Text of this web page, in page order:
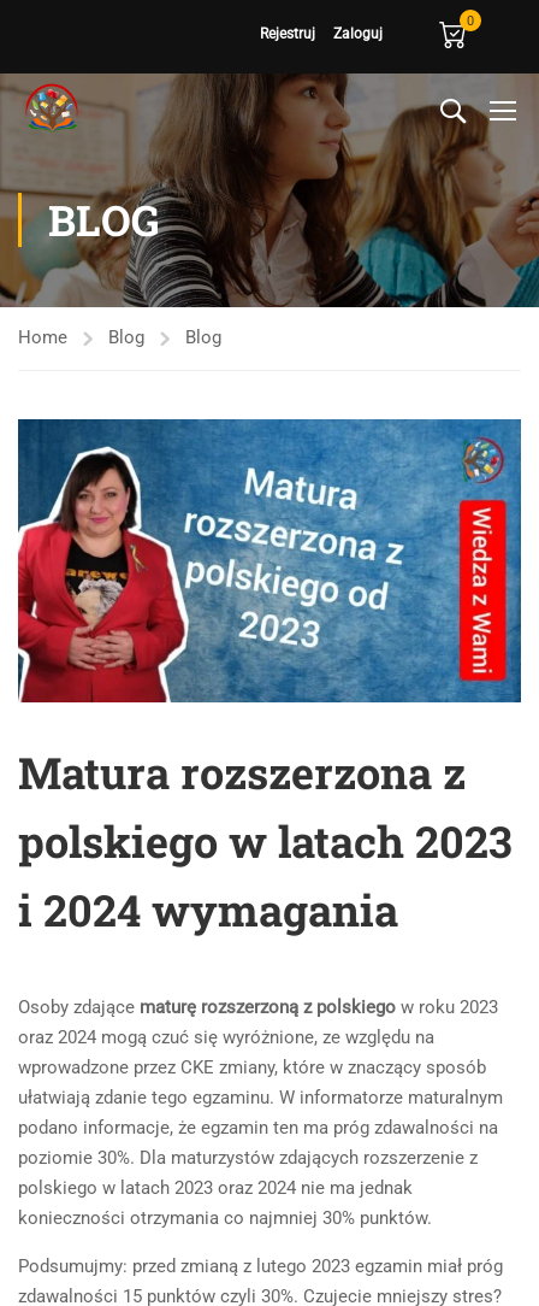
Rejestruj Zaloguj
0
BLOG
Home Blog Blog
Matura rozszerzona z
polskiego w latach 2023
i 2024 wymagania
Osoby zdające maturę rozszerzoną z polskiego w roku 2023
oraz 2024 mogą czuć się wyróżnione, ze względu na
wprowadzone przez CKE zmiany, które w znaczący sposób
ułatwiają zdanie tego egzaminu. W informatorze maturalnym
podano informacje, że egzamin ten ma próg zdawalności na
poziomie 30%. Dla maturzystów zdających rozszerzenie z
polskiego w latach 2023 oraz 2024 nie ma jednak
konieczności otrzymania co najmniej 30% punktów.
Podsumujmy: przed zmianą z lutego 2023 egzamin miał próg
zdawalności 15 punktów czyli 30%. Czujecie mniejszy stres?